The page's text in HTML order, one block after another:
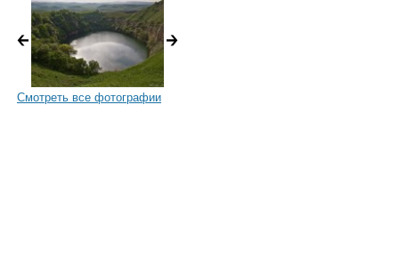
Смотреть все фотографии